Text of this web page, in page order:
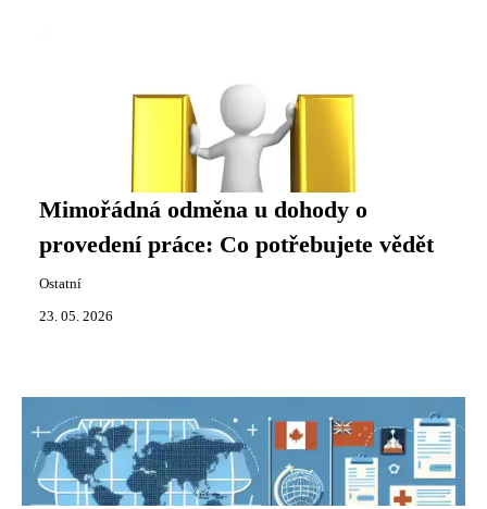
Mimořádná odměna u dohody o
provedení práce: Co potřebujete vědět
Ostatní
23. 05. 2026